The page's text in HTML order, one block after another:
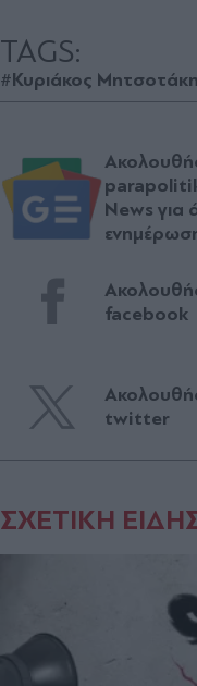
TAGS:
#Κυριάκος
News για
facebook
twitter
ΣΧΕΤΙΚΗ